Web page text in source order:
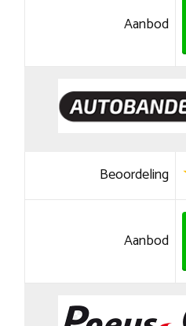
Aanbod
Beoordeling
Aanbod